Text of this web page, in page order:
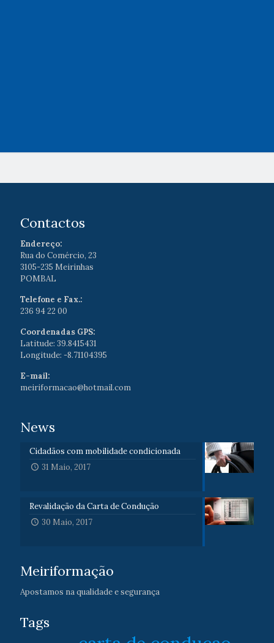
Contactos
Endereço:
Rua do Comércio, 23
3105-235 Meirinhas
POMBAL
Telefone e Fax.:
236 94 22 00
Coordenadas GPS:
Latitude: 39.8415431
Longitude: -8.71104395
E-mail:
meiriformacao@hotmail.com
News
Cidadãos com mobilidade condicionada
31 Maio, 2017
Revalidação da Carta de Condução
30 Maio, 2017
Meiriformação
Apostamos na qualidade e segurança
Tags